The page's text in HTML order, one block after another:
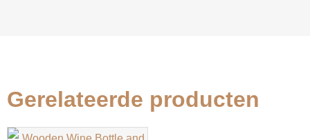
Gerelateerde producten